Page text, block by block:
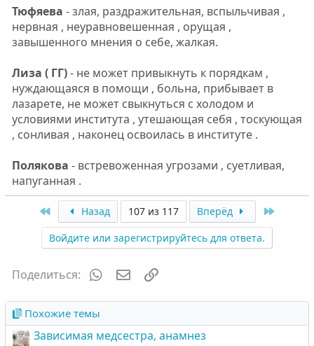
Тюфяева - злая, раздражительная, вспыльчивая ,
нервная , неуравновешенная , орущая ,
завышенного мнения о себе, жалкая.
Лиза ( ГГ)- не может привыкнуть к порядкам ,
нуждающаяся в помощи , больна, прибывает в
лазарете, не может свыкнуться с холодом и
условиями института , утешающая себя , тоскующая
, сонливая , наконец освоилась в институте .
Полякова - встревоженная угрозами , суетливая,
напуганная .
First Назад 107 из 117 Вперёд Last
Войдите или зарегистрируйтесь для ответа.
Поделиться: WhatsAppЭлектронная почта
Похожие темы
Зависимая медсестра, анамнез